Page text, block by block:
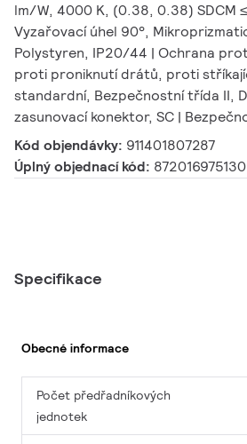
lm/W, 4000 K, (0.38, 0.38) SDCM
Vyzařovací úhel 90°,
Polystyren, IP20/44 | Ochrana
proti proniknutí drátů, proti
standardní, Bezpečnostní třída II,
zasunovací konektor, SC |
Kód objendávky: 911401807287
Úplný objednací kód:
Specifikace
Obecné informace
Počet předřadníkových
jednotek